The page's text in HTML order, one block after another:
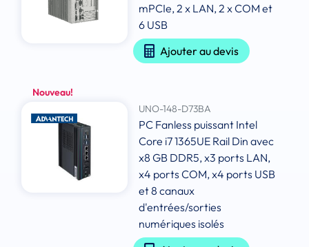
mPCIe, 2 x LAN, 2 x COM et
6 USB
Ajouter au devis
Nouveau!
UNO-148-D73BA
PC Fanless puissant Intel
Core i7 1365UE Rail Din avec
x8 GB DDR5, x3 ports LAN,
x4 ports COM, x4 ports USB
et 8 canaux
d'entrées/sorties
numériques isolés